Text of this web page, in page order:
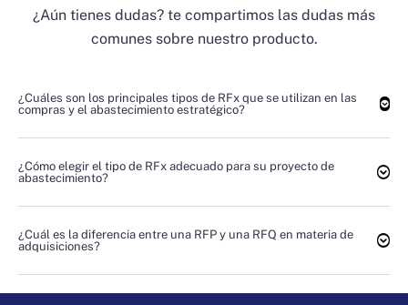
¿Aún tienes dudas? te compartimos las dudas más
comunes sobre nuestro producto.
¿Cuáles son los principales tipos de RFx que se utilizan en las
compras y el abastecimiento estratégico?
¿Cómo elegir el tipo de RFx adecuado para su proyecto de
abastecimiento?
¿Cuál es la diferencia entre una RFP y una RFQ en materia de
adquisiciones?